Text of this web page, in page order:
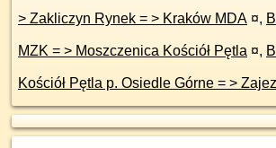
> Zakliczyn Rynek = > Kraków MDA ¤,
MZK = > Moszczenica Kościół Pętla ¤,
Kościół Pętla p.